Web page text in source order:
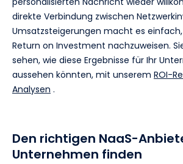
direkte Verbindung zwischen
Umsatzsteigerungen macht es
Return on Investment nachzuweisen.
sehen, wie diese Ergebnisse für Ihr
aussehen könnten, mit unserem ROI-
Analysen .
Den richtigen NaaS-
Unternehmen finden